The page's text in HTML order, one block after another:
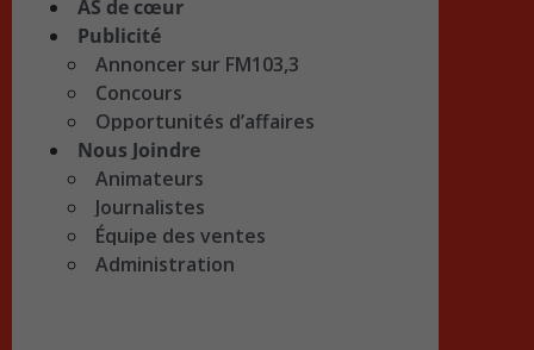
AS de cœur
Publicité
Annoncer sur FM103,3
Concours
Opportunités d’affaires
Nous Joindre
Animateurs
Journalistes
Équipe des ventes
Administration